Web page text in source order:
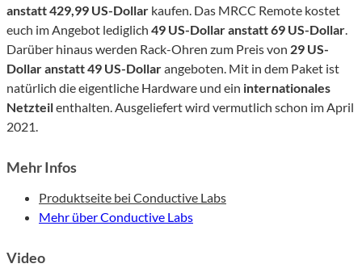
anstatt 429,99 US-Dollar kaufen. Das MRCC Remote kostet
euch im Angebot lediglich 49 US-Dollar anstatt 69 US-Dollar.
Darüber hinaus werden Rack-Ohren zum Preis von 29 US-
Dollar anstatt 49 US-Dollarangeboten. Mit in dem Paket ist
natürlich die eigentliche Hardware und ein internationales
Netzteilenthalten. Ausgeliefert wird vermutlich schon im April
2021.
Mehr Infos
Produktseite bei Conductive Labs
Mehr über Conductive Labs
Video